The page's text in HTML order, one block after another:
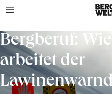
Bergberuf: Wie
arbeitet der